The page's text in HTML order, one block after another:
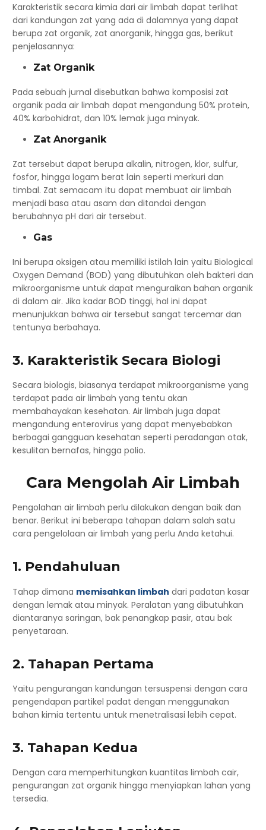
Karakteristik secara kimia dari air limbah dapat terlihat
dari kandungan zat yang ada di dalamnya yang dapat
berupa zat organik, zat anorganik, hingga gas, berikut
penjelasannya:
Zat Organik
Pada sebuah jurnal disebutkan bahwa komposisi zat
organik pada air limbah dapat mengandung 50% protein,
40% karbohidrat, dan 10% lemak juga minyak.
Zat Anorganik
Zat tersebut dapat berupa alkalin, nitrogen, klor, sulfur,
fosfor, hingga logam berat lain seperti merkuri dan
timbal. Zat semacam itu dapat membuat air limbah
menjadi basa atau asam dan ditandai dengan
berubahnya pH dari air tersebut.
Gas
Ini berupa oksigen atau memiliki istilah lain yaitu Biological
Oxygen Demand (BOD) yang dibutuhkan oleh bakteri dan
mikroorganisme untuk dapat menguraikan bahan organik
di dalam air. Jika kadar BOD tinggi, hal ini dapat
menunjukkan bahwa air tersebut sangat tercemar dan
tentunya berbahaya.
3. Karakteristik Secara Biologi
Secara biologis, biasanya terdapat mikroorganisme yang
terdapat pada air limbah yang tentu akan
membahayakan kesehatan. Air limbah juga dapat
mengandung enterovirus yang dapat menyebabkan
berbagai gangguan kesehatan seperti peradangan otak,
kesulitan bernafas, hingga polio.
Cara Mengolah Air Limbah
Pengolahan air limbah perlu dilakukan dengan baik dan
benar. Berikut ini beberapa tahapan dalam salah satu
cara pengelolaan air limbah yang perlu Anda ketahui.
1. Pendahuluan
Tahap dimana memisahkan limbah dari padatan kasar
dengan lemak atau minyak. Peralatan yang dibutuhkan
diantaranya saringan, bak penangkap pasir, atau bak
penyetaraan.
2. Tahapan Pertama
Yaitu pengurangan kandungan tersuspensi dengan cara
pengendapan partikel padat dengan menggunakan
bahan kimia tertentu untuk menetralisasi lebih cepat.
3. Tahapan Kedua
Dengan cara memperhitungkan kuantitas limbah cair,
pengurangan zat organik hingga menyiapkan lahan yang
tersedia.